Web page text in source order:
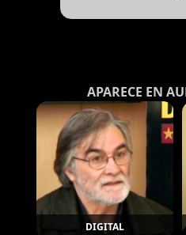
APARECE EN
DIGITAL